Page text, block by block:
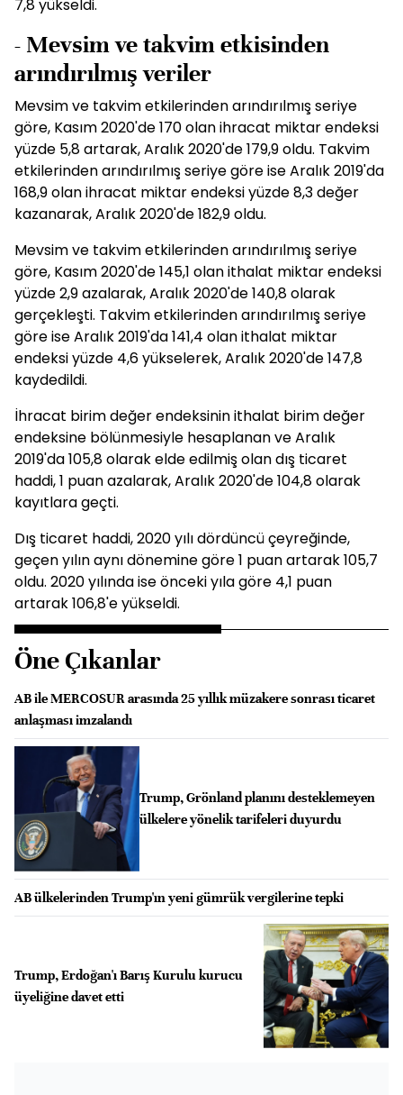
7,8 yükseldi.
- Mevsim ve takvim etkisinden
arındırılmış veriler
Mevsim ve takvim etkilerinden arındırılmış seriye
göre, Kasım 2020'de 170 olan ihracat miktar endeksi
yüzde 5,8 artarak, Aralık 2020'de 179,9 oldu. Takvim
etkilerinden arındırılmış seriye göre ise Aralık 2019'da
168,9 olan ihracat miktar endeksi yüzde 8,3 değer
kazanarak, Aralık 2020'de 182,9 oldu.
Mevsim ve takvim etkilerinden arındırılmış seriye
göre, Kasım 2020'de 145,1 olan ithalat miktar endeksi
yüzde 2,9 azalarak, Aralık 2020'de 140,8 olarak
gerçekleşti. Takvim etkilerinden arındırılmış seriye
göre ise Aralık 2019'da 141,4 olan ithalat miktar
endeksi yüzde 4,6 yükselerek, Aralık 2020'de 147,8
kaydedildi.
İhracat birim değer endeksinin ithalat birim değer
endeksine bölünmesiyle hesaplanan ve Aralık
2019'da 105,8 olarak elde edilmiş olan dış ticaret
haddi, 1 puan azalarak, Aralık 2020'de 104,8 olarak
kayıtlara geçti.
Dış ticaret haddi, 2020 yılı dördüncü çeyreğinde,
geçen yılın aynı dönemine göre 1 puan artarak 105,7
oldu. 2020 yılında ise önceki yıla göre 4,1 puan
artarak 106,8'e yükseldi.
Öne Çıkanlar
AB ile MERCOSUR arasında 25 yıllık müzakere sonrası ticaret
anlaşması imzalandı
Trump, Grönland planını desteklemeyen
ülkelere yönelik tarifeleri duyurdu
AB ülkelerinden Trump'ın yeni gümrük vergilerine tepki
Trump, Erdoğan'ı Barış Kurulu kurucu
üyeliğine davet etti